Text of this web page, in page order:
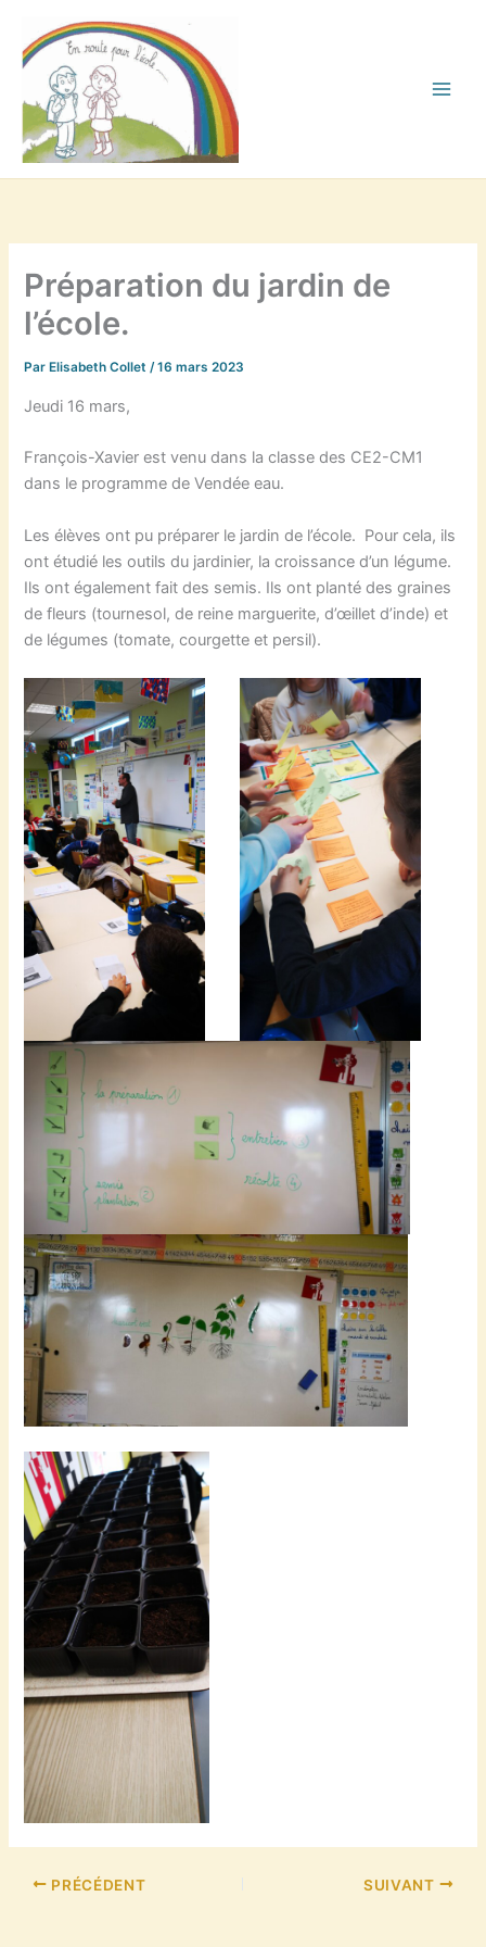
contenu
Préparation du jardin de
l’école.
Par Elisabeth Collet/16 mars 2023
Jeudi 16 mars,
François-Xavier est venu dans la classe des CE2-CM1
dans le programme de Vendée eau.
Les élèves ont pu préparer le jardin de l’école. Pour cela, ils
ont étudié les outils du jardinier, la croissance d’un légume.
Ils ont également fait des semis. Ils ont planté des graines
de fleurs (tournesol, de reine marguerite, d’œillet d’inde) et
de légumes (tomate, courgette et persil).
PRÉCÉDENT SUIVANT